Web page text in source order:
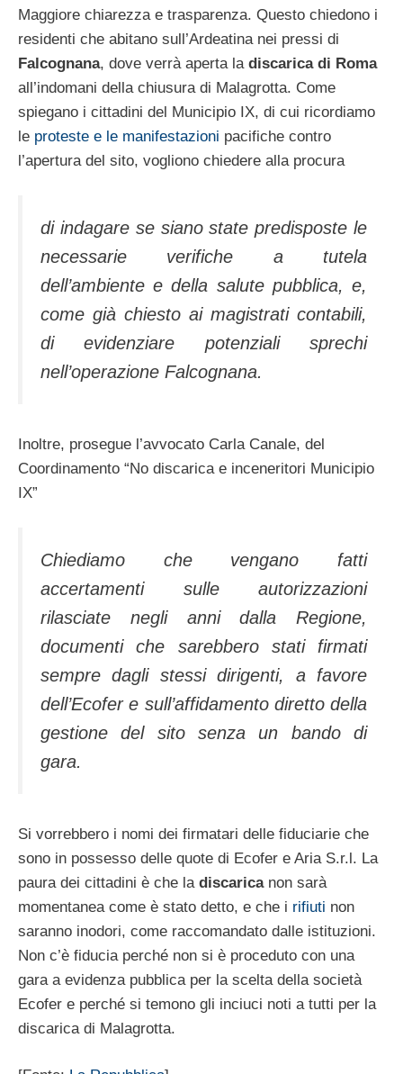
Maggiore chiarezza e trasparenza. Questo chiedono i
residenti che abitano sull’Ardeatina nei pressi di
Falcognana, dove verrà aperta la discarica di Roma
all’indomani della chiusura di Malagrotta. Come
spiegano i cittadini del Municipio IX, di cui ricordiamo
le proteste e le manifestazioni pacifiche contro
l’apertura del sito, vogliono chiedere alla procura
di indagare se siano state predisposte le
necessarie verifiche a tutela
dell’ambiente e della salute pubblica, e,
come già chiesto ai magistrati contabili,
di evidenziare potenziali sprechi
nell’operazione Falcognana.
Inoltre, prosegue l’avvocato Carla Canale, del
Coordinamento “No discarica e inceneritori Municipio
IX”
Chiediamo che vengano fatti
accertamenti sulle autorizzazioni
rilasciate negli anni dalla Regione,
documenti che sarebbero stati firmati
sempre dagli stessi dirigenti, a favore
dell’Ecofer e sull’affidamento diretto della
gestione del sito senza un bando di
gara.
Si vorrebbero i nomi dei firmatari delle fiduciarie che
sono in possesso delle quote di Ecofer e Aria S.r.l. La
paura dei cittadini è che la discaricanon sarà
momentanea come è stato detto, e che i rifiuti non
saranno inodori, come raccomandato dalle istituzioni.
Non c’è fiducia perché non si è proceduto con una
gara a evidenza pubblica per la scelta della società
Ecofer e perché si temono gli inciuci noti a tutti per la
discarica di Malagrotta.